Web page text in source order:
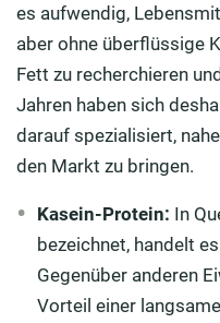
es aufwendig,
aber ohne überflüssige
Fett zu recherchieren
Jahren haben sich
darauf spezialisiert,
den Markt zu bringen.
Kasein-Protein: In
bezeichnet, handelt
Gegenüber anderen
Vorteil einer